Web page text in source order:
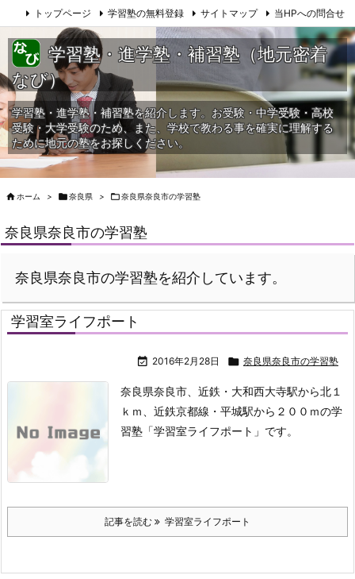
トップページ 学習塾の無料登録 サイトマップ 当HPへの問合せ
学習塾・進学塾・補習塾（地元密着
なび）
学習塾・進学塾・補習塾を紹介します。お受験・中学受験・高校
受験・大学受験のため、また、学校で教わる事を確実に理解する
ために地元の塾をお探しください。
 ホーム > 奈良県 > 奈良県奈良市の学習塾
奈良県奈良市の学習塾
奈良県奈良市の学習塾を紹介しています。
学習室ライフポート
 2016年2月28日  奈良県奈良市の学習塾
奈良県奈良市、近鉄・大和西大寺駅から北１
ｋｍ、近鉄京都線・平城駅から２００ｍの学
習塾「学習室ライフポート」です。
記事を読む 学習室ライフポート